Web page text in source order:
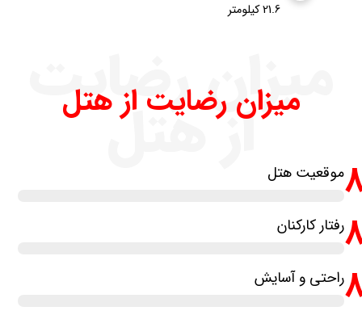
21.6 کیلومتر
میزان رضایت
از هتل
میزان رضایت از هتل
موقعیت هتل
رفتار کارکنان
راحتی و آسایش